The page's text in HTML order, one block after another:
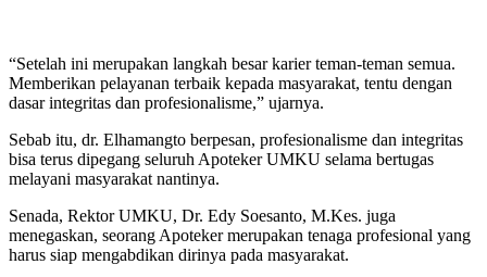
“Setelah ini merupakan langkah besar karier teman-teman semua.
Memberikan pelayanan terbaik kepada masyarakat, tentu dengan
dasar integritas dan profesionalisme,” ujarnya.
Sebab itu, dr. Elhamangto berpesan, profesionalisme dan integritas
bisa terus dipegang seluruh Apoteker UMKU selama bertugas
melayani masyarakat nantinya.
Senada, Rektor UMKU, Dr. Edy Soesanto, M.Kes. juga
menegaskan, seorang Apoteker merupakan tenaga profesional yang
harus siap mengabdikan dirinya pada masyarakat.